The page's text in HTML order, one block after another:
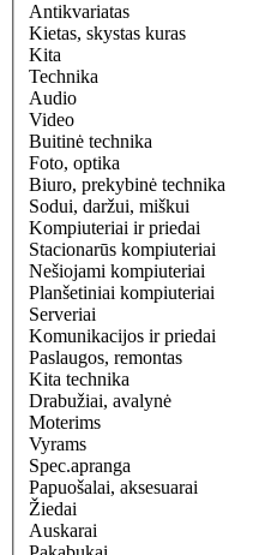
Antikvariatas
Kietas, skystas kuras
Kita
Technika
Audio
Video
Buitinė technika
Foto, optika
Biuro, prekybinė technika
Sodui, daržui, miškui
Kompiuteriai ir priedai
Stacionarūs kompiuteriai
Nešiojami kompiuteriai
Planšetiniai kompiuteriai
Serveriai
Komunikacijos ir priedai
Paslaugos, remontas
Kita technika
Drabužiai, avalynė
Moterims
Vyrams
Spec.apranga
Papuošalai, aksesuarai
Žiedai
Auskarai